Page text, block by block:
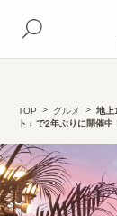
TOP グルメ
地上
ト」で2年ぶりに開催中